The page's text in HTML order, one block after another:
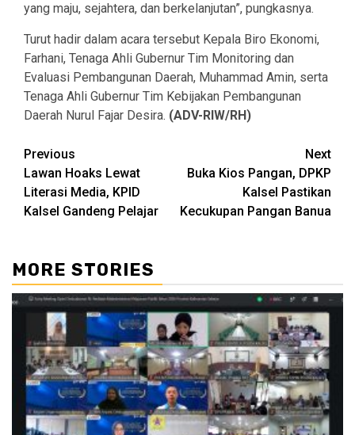
yang maju, sejahtera, dan berkelanjutan”, pungkasnya.
Turut hadir dalam acara tersebut Kepala Biro Ekonomi,
Farhani, Tenaga Ahli Gubernur Tim Monitoring dan
Evaluasi Pembangunan Daerah, Muhammad Amin, serta
Tenaga Ahli Gubernur Tim Kebijakan Pembangunan
Daerah Nurul Fajar Desira. (ADV-RIW/RH)
Continue
Reading
Previous
Lawan Hoaks Lewat
Literasi Media, KPID
Kalsel Gandeng Pelajar
Next
Buka Kios Pangan, DPKP
Kalsel Pastikan
Kecukupan Pangan Banua
MORE STORIES